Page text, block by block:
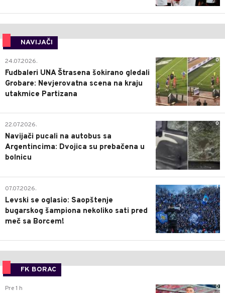
NAVIJAČI
0
24.07.2026.
Fudbaleri UNA Štrasena šokirano gledali
Grobare: Nevjerovatna scena na kraju
utakmice Partizana
0
22.07.2026.
Navijači pucali na autobus sa
Argentincima: Dvojica su prebačena u
bolnicu
1
07.07.2026.
Levski se oglasio: Saopštenje
bugarskog šampiona nekoliko sati pred
meč sa Borcem!
FK BORAC
0
Pre 1 h